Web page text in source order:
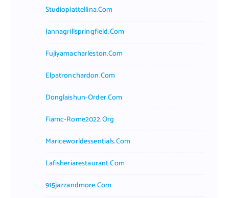
Studiopiattellina.com
Jannagrillspringfield.com
Fujiyamacharleston.com
Elpatronchardon.com
Donglaishun-Order.com
Fiamc-Rome2022.org
Mariceworldessentials.com
Lafisheriarestaurant.com
915jazzandmore.com